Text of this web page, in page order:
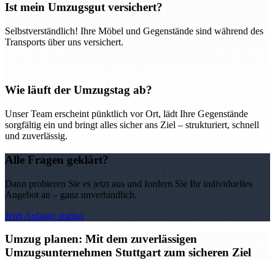
Ist mein Umzugsgut versichert?
Selbstverständlich! Ihre Möbel und Gegenstände sind während des
Transports über uns versichert.
Wie läuft der Umzugstag ab?
Unser Team erscheint pünktlich vor Ort, lädt Ihre Gegenstände
sorgfältig ein und bringt alles sicher ans Ziel – strukturiert, schnell
und zuverlässig.
Alle Fragen geklärt?
Dann probieren Sie es jetzt aus und fordern Sie Ihr individuelles
Angebot an – ganz unverbindlich.
Jetzt Anfrage starten
Umzug planen: Mit dem zuverlässigen
Umzugsunternehmen Stuttgart zum sicheren Ziel